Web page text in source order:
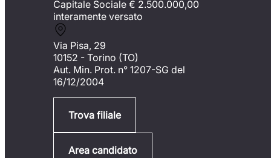
Capitale Sociale € 2.500.000,00
interamente versato
Via Pisa, 29
10152 - Torino (TO)
Aut. Min. Prot. n° 1207-SG del
16/12/2004
Trova filiale
Area candidato